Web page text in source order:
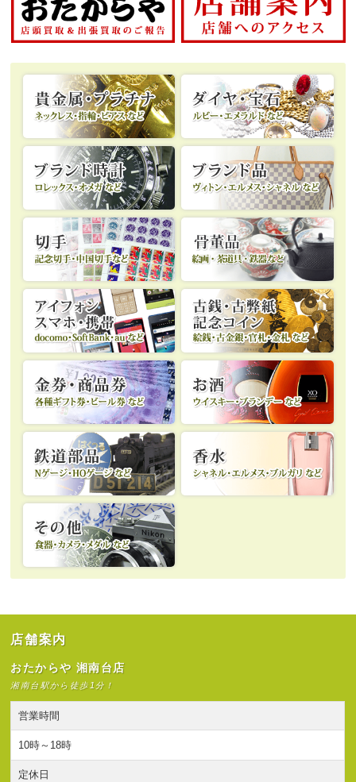
店舗案内
おたからや 湘南台店
湘南台駅から徒歩1分！
営業時間
10時～18時
定休日